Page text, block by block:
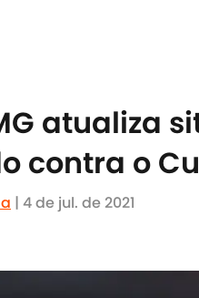
atualiza
contra o
| 4 de jul. de 2021